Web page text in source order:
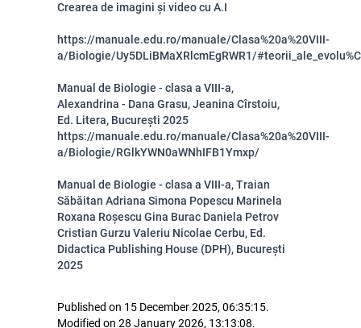
Crearea de imagini și video cu A.I
https://manuale.edu.ro/manuale/Clasa%20a%20VIII-
a/Biologie/Uy5DLiBMaXRlcmEgRWR1/
Manual de Biologie - clasa a VIII-a,
Alexandrina - Dana Grasu, Jeanina Cîrstoiu,
Ed. Litera, București 2025
https://manuale.edu.ro/manuale/Clasa%20a%20VIII-
a/Biologie/RGlkYWN0aWNhIFB1Ymxp/
Manual de Biologie - clasa a VIII-a, Traian
Săbăitan Adriana Simona Popescu Marinela
Roxana Roșescu Gina Burac Daniela Petrov
Cristian Gurzu Valeriu Nicolae Cerbu, Ed.
Didactica Publishing House (DPH), București
2025
Published on 15 December 2025, 06:35:15.
Modified on 28 January 2026, 13:13:08.